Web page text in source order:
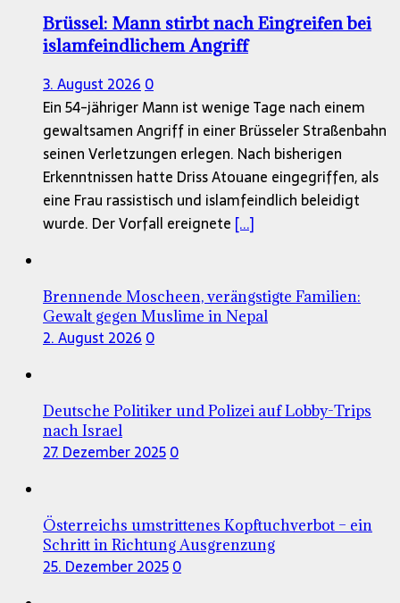
Brüssel: Mann stirbt nach Eingreifen bei
islamfeindlichem Angriff
3. August 20260
Ein 54-jähriger Mann ist wenige Tage nach einem
gewaltsamen Angriff in einer Brüsseler Straßenbahn
seinen Verletzungen erlegen. Nach bisherigen
Erkenntnissen hatte Driss Atouane eingegriffen, als
eine Frau rassistisch und islamfeindlich beleidigt
wurde. Der Vorfall ereignete [...]
Brennende Moscheen, verängstigte Familien:
Gewalt gegen Muslime in Nepal
2. August 20260
Deutsche Politiker und Polizei auf Lobby-Trips
nach Israel
27. Dezember 20250
Österreichs umstrittenes Kopftuchverbot – ein
Schritt in Richtung Ausgrenzung
25. Dezember 20250